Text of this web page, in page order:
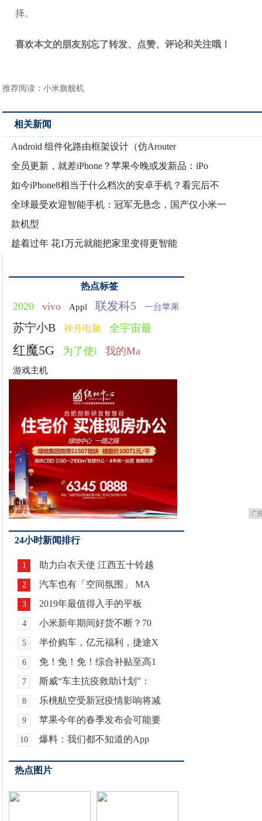
择。
喜欢本文的朋友别忘了转发、点赞、评论和关注哦！
推荐阅读：小米旗舰机
相关新闻
Android 组件化路由框架设计（仿Arouter
全员更新，就差iPhone？苹果今晚或发新品：iPo
如今iPhone8相当于什么档次的安卓手机？看完后不
全球最受欢迎智能手机：冠军无悬念，国产仅小米一
款机型
趁着过年 花1万元就能把家里变得更智能
热点标签
2020 vivo Appl 联发科5 一台苹果
苏宁小B 神舟电脑 全宇宙最
红魔5G 为了使i 我的Ma
游戏主机
广
24小时新闻排行
1 助力白衣天使 江西五十铃越
2 汽车也有「空间氛围」 MA
3 2019年最值得入手的平板
4 小米新年期间好货不断？70
5 半价购车，亿元福利，捷途X
6 免！免！免！综合补贴至高1
7 斯威“车主抗疫救助计划”：
8 乐桃航空受新冠疫情影响将减
9 苹果今年的春季发布会可能要
10 爆料：我们都不知道的App
热点图片